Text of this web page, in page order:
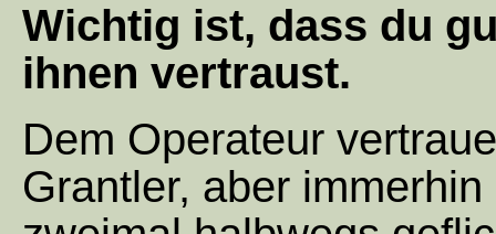
Wichtig ist, dass du
ihnen vertraust.
Dem Operateur
Grantler, aber